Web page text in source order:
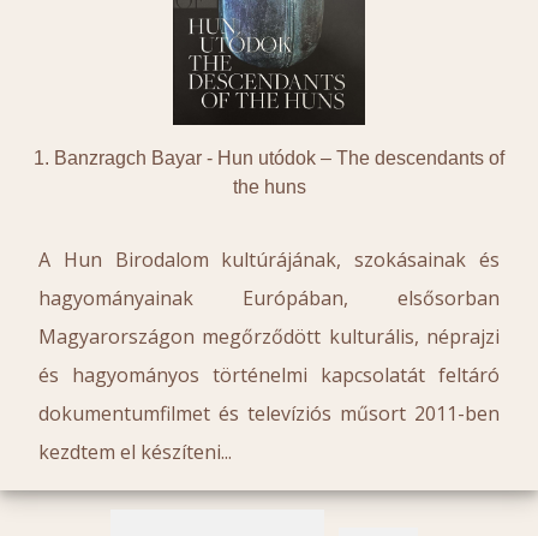
1. Banzragch Bayar - Hun utódok – The descendants of
the huns
A Hun Birodalom kultúrájának, szokásainak és
hagyományainak Európában, elsősorban
Magyarországon megőrződött kulturális, néprajzi
és hagyományos történelmi kapcsolatát feltáró
dokumentumfilmet és televíziós műsort 2011-ben
kezdtem el készíteni...